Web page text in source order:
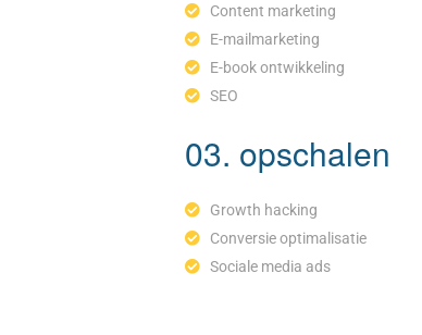
Content marketing
E-mailmarketing
E-book ontwikkeling
SEO
03. opschalen
Growth hacking
Conversie optimalisatie
Sociale media ads